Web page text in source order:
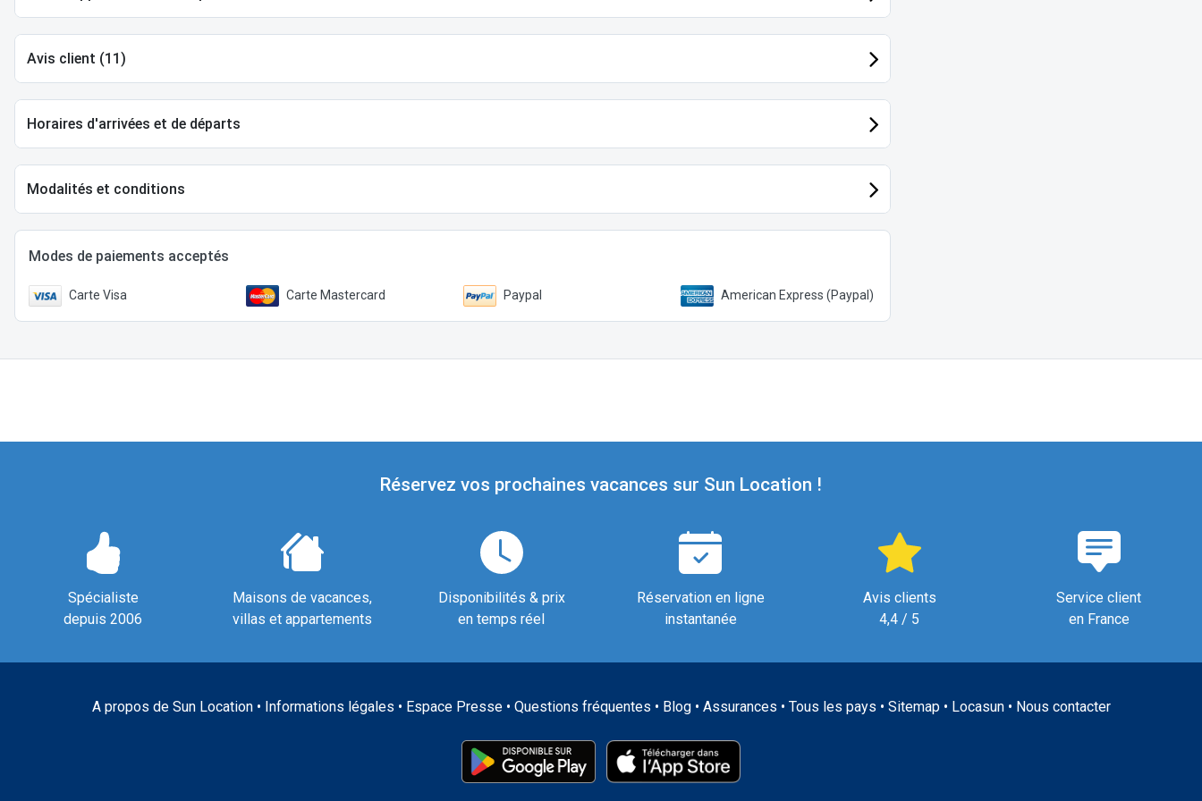
Avis client (11)
Horaires d'arrivées et de départs
Modalités et conditions
Modes de paiements acceptés
Carte Visa Carte Mastercard Paypal American Express (Paypal)
Réservez vos prochaines vacances sur Sun Location !
Spécialiste
depuis 2006
Maisons de vacances,
villas et appartements
Disponibilités & prix
en temps réel
Réservation en ligne
instantanée
Avis clients
4,4 / 5
Service client
en France
A propos de Sun Location• Informations légales • Espace Presse• Questions fréquentes • Blog• Assurances • Tous les pays • Sitemap• Locasun• Nous contacter